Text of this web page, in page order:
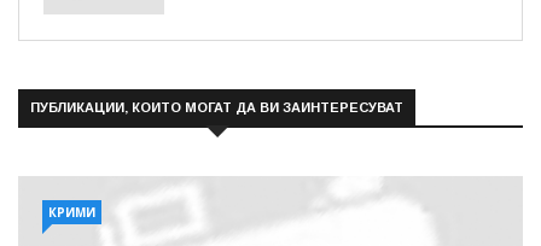
ПУБЛИКАЦИИ, КОИТО МОГАТ ДА ВИ ЗАИНТЕРЕСУВАТ
КРИМИ